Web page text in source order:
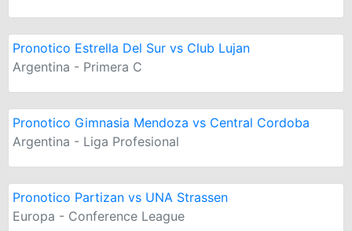
Pronotico Estrella Del Sur vs Club Lujan
Argentina - Primera C
Pronotico Gimnasia Mendoza vs Central Cordoba
Argentina - Liga Profesional
Pronotico Partizan vs UNA Strassen
Europa - Conference League